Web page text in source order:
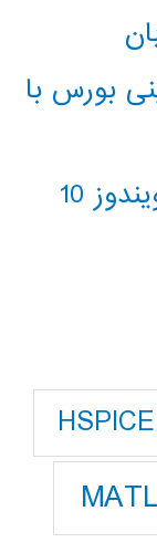
بورس با
HSPICE